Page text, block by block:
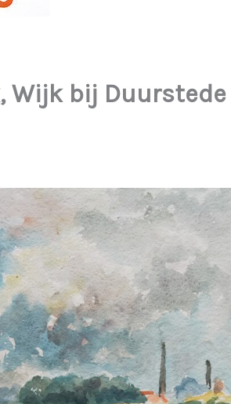
Wijk bij Duurstede